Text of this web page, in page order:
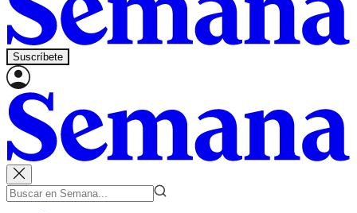
Suscríbete